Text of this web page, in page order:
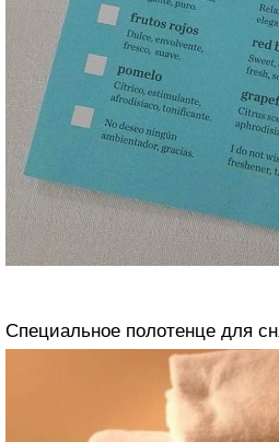
Специальное полотенце для